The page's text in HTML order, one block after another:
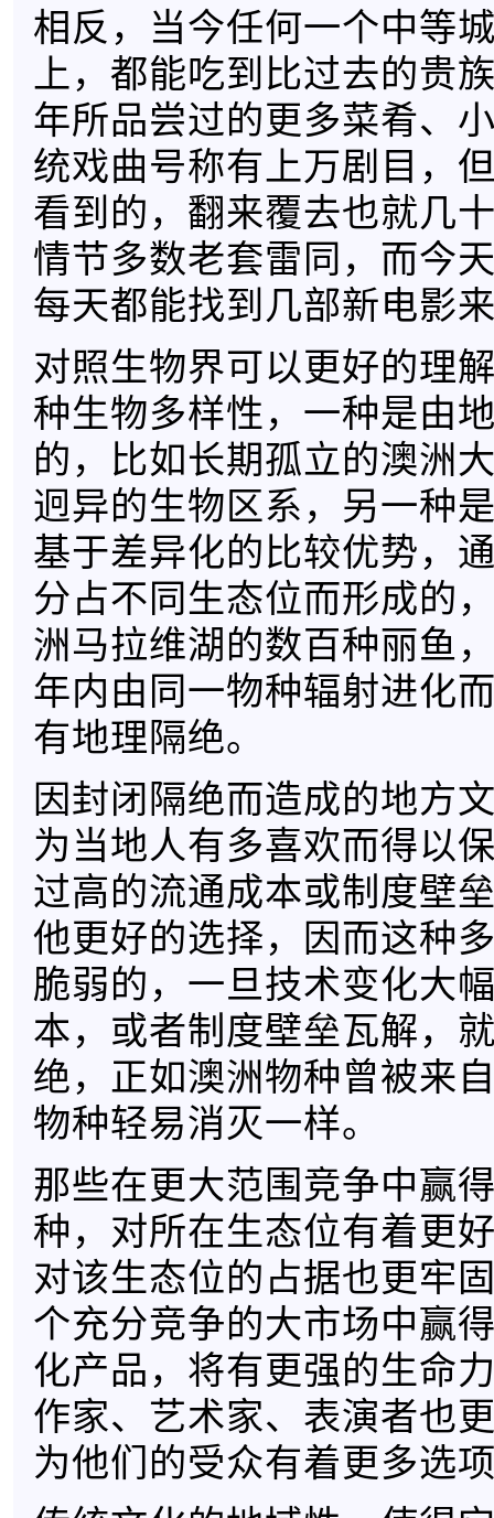
相反，当今任何一个中等
上，都能吃到比过去的贵
年所品尝过的更多菜肴、
统戏曲号称有上万剧目，
看到的，翻来覆去也就几
情节多数老套雷同，而今
每天都能找到几部新电影
对照生物界可以更好的理
种生物多样性，一种是由
的，比如长期孤立的澳洲
迥异的生物区系，另一种
基于差异化的比较优势，
分占不同生态位而形成的
洲马拉维湖的数百种丽鱼
年内由同一物种辐射进化
有地理隔绝。
因封闭隔绝而造成的地方
为当地人有多喜欢而得以
过高的流通成本或制度壁
他更好的选择，因而这种
脆弱的，一旦技术变化大
本，或者制度壁垒瓦解，
绝，正如澳洲物种曾被来
物种轻易消灭一样。
那些在更大范围竞争中赢
种，对所在生态位有着更
对该生态位的占据也更牢
个充分竞争的大市场中赢
化产品，将有更强的生命
作家、艺术家、表演者也
为他们的受众有着更多选